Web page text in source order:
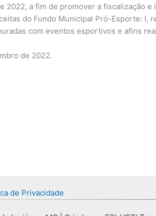
2022, a fim de promover a fiscalização
do Fundo Municipal Pró-Esporte: I,
com eventos esportivos e afins
de 2022.
de Privacidade